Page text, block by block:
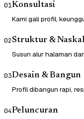
01Konsultasi
Kami gali profil,
02Struktur &
Susun alur halaman
03Desain & Bangun
Profil dibangun rapi,
04Peluncuran